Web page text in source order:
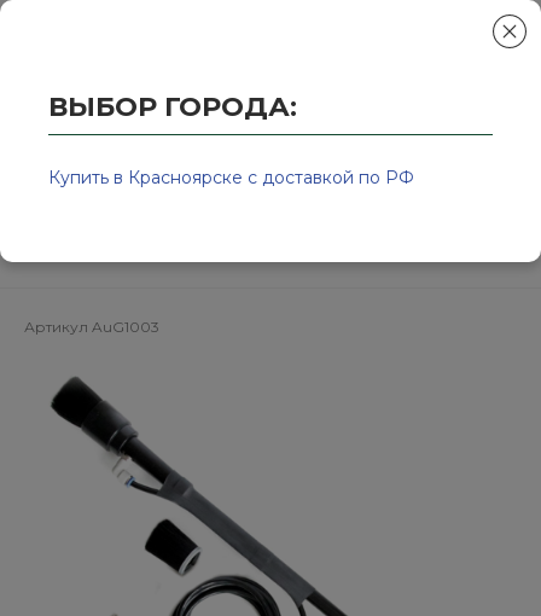
Колор-Авто - магазин лакокрасочной продукции и
Аппарат для химчистки двигателя
Артикул AuG1003
ВЫБОР ГОРОДА:
Купить в Красноярске с доставкой по РФ